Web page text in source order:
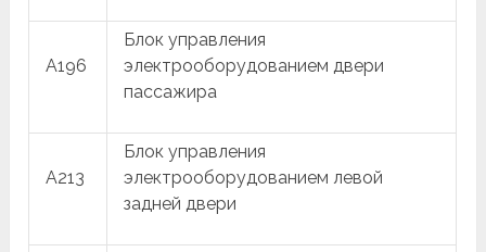
A196
Блок управления
электрооборудованием двери
пассажира
A213
Блок управления
электрооборудованием левой
задней двери